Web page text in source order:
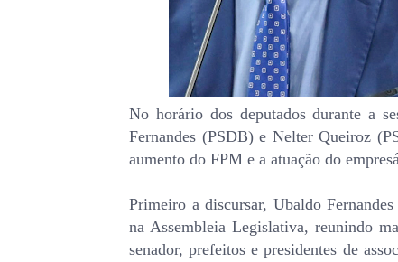
No horário dos deputados durante a
Fernandes (PSDB) e Nelter Queiroz
aumento do FPM e a atuação do
Primeiro a discursar, Ubaldo
na Assembleia Legislativa, reunindo
senador, prefeitos e presidentes de